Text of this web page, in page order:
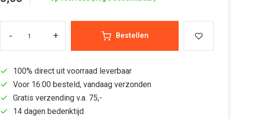
- + Bestellen
100% direct uit voorraad leverbaar
Voor 16:00 besteld, vandaag verzonden
Gratis verzending v.a. 75,-
14 dagen bedenktijd